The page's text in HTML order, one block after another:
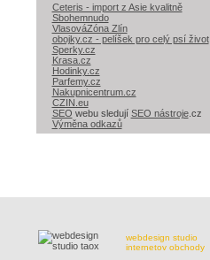
Ceteris - import z Asie kvalitně
Sbohemnudo
VlasováZóna Zlín
obojky.cz - pelíšek pro celý psí život
Sperky.cz
Krasa.cz
Hodinky.cz
Parfemy.cz
Nakupnicentrum.cz
CZIN.eu
SEO webu sledují SEO nástroje.cz
Výměna odkazů
webdesign studio
internetov obchody